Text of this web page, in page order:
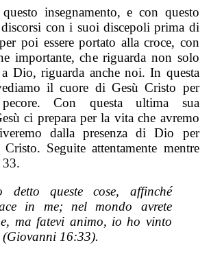
insegnamento, e con questo
con i suoi discepoli prima di
per poi essere portato alla croce, con
importante, che riguarda non solo
Dio, riguarda anche noi. In questa
il cuore di Gesù Cristo per
Con questa ultima sua
ci prepara per la vita che avremo
dalla presenza di Dio per
Seguite attentamente mentre
33.
queste cose, affinché
in me; nel mondo avrete
ma fatevi animo, io ho vinto
16:33).